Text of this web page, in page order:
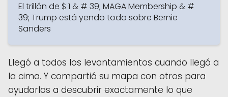
El trillón de $ 1 & # 39; MAGA Membership & #
39; Trump está yendo todo sobre Bernie
Sanders
Llegó a todos los levantamientos cuando llegó a
la cima. Y compartió su mapa con otros para
ayudarlos a descubrir exactamente lo que